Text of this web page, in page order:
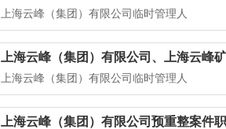
上海云峰（集团）有限公司临时管理人
上海云峰（集团）有限公司、上海云峰
上海云峰（集团）有限公司临时管理人
上海云峰（集团）有限公司预重整案件